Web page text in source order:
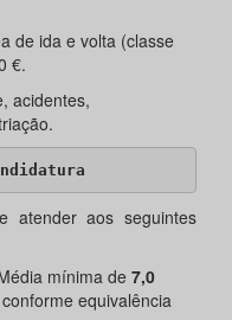
de ida e volta (classe
€.
acidentes,
atender aos seguintes
mínima de 7,0
equivalência